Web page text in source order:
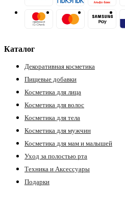
Каталог
Декоративная косметика
Пищевые добавки
Косметика для лица
Косметика для волос
Косметика для тела
Косметика для мужчин
Косметика для мам и малышей
Уход за полостью рта
Техника и Аксессуары
Подарки